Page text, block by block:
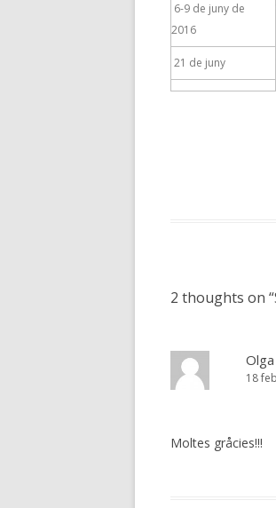
6-9 de juny de
2016
21 de juny
2 thoughts on “
18
Moltes gråcies!!!